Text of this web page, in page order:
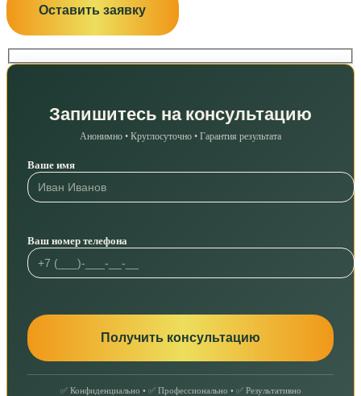
Оставить заявку
Запишитесь на консультацию
Анонимно • Круглосуточно • Гарантия результата
Ваше имя
Ваш номер телефона
✅ Конфиденциально • ✅ Профессионально • ✅ Результативно